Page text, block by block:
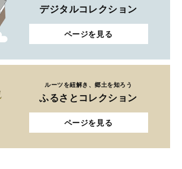
デジタルコレクション
ページを見る
ルーツを紐解き、郷土を知ろう
ふるさとコレクション
ページを見る